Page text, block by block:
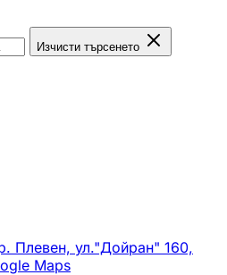
Изчисти търсенето
Плевен, ул."Дойран" 160,
Maps